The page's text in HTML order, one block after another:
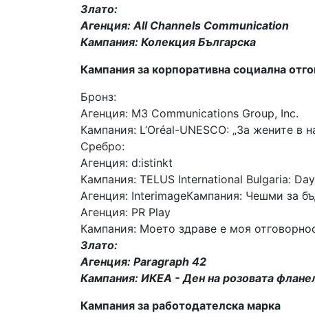
Злато:
Агенция: All Channels Communication
Кампания: Колекция Българска
Кампания за корпоративна социална
Бронз:
Агенция: M3 Communications Group, Inc.
Кампания: L’Oréal-UNESCO: „За жените в
Сребро:
Агенция: d:istinkt
Кампания: TELUS International Bulgaria:
Агенция: InterimageКампания: Чешми за
Агенция: PR Play
Кампания: Моето здраве е моя
Злато:
Агенция: Paragraph 42
Кампания: ИКЕА - Ден на розовата
Кампания за работодателска марка